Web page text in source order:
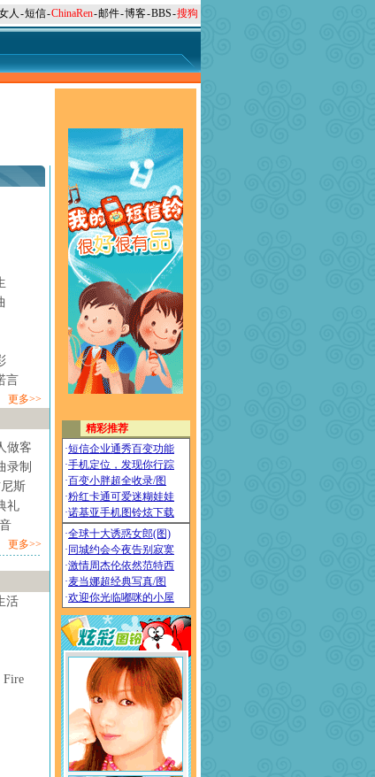
人 -短信-ChinaRen-邮件-博客-BBS-搜狗
言
更多>>
做客
录制
斯
礼
更多>>
活
Fire